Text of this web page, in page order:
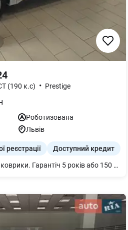
(190 к.с) • Prestige
Роботизована
Львів
реєстрації Доступний кредит
В подарунок зимові шини і коврики. Гарантіч 5 років або 150 000 км з моменту покупки.